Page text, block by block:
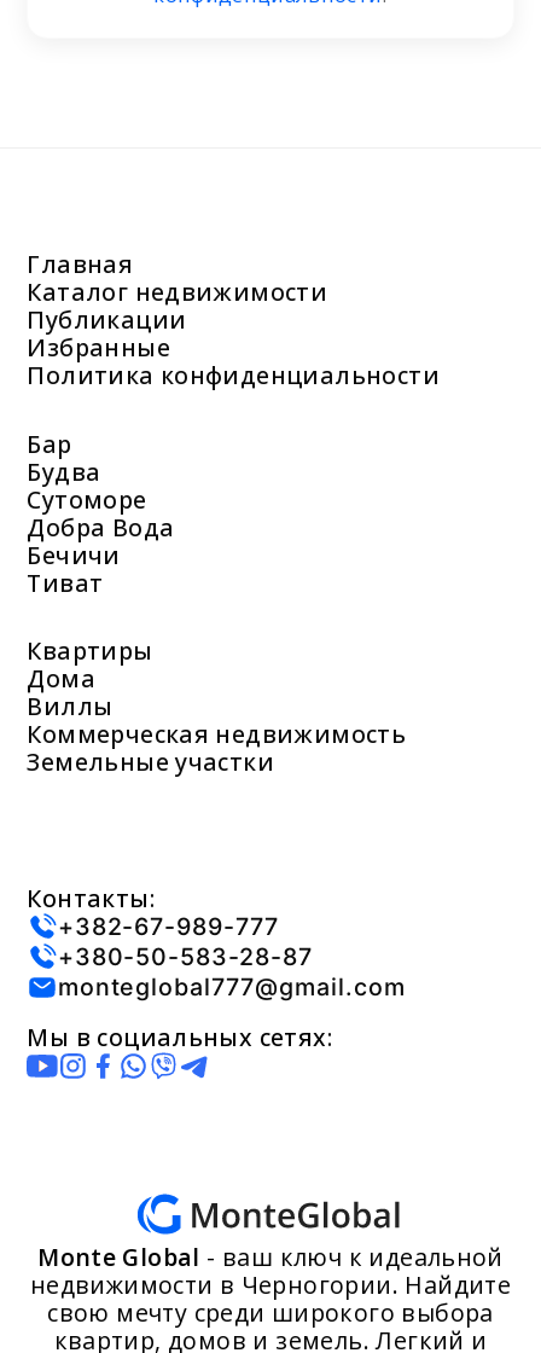
Главная
Каталог недвижимости
Публикации
Избранные
Политика конфиденциальности
Бар
Будва
Сутоморе
Добра Вода
Бечичи
Тиват
Квартиры
Дома
Виллы
Коммерческая недвижимость
Земельные участки
Контакты:
+382-67-989-777
+380-50-583-28-87
monteglobal777@gmail.com
Мы в социальных сетях:
Monte Global - ваш ключ к идеальной
недвижимости в Черногории. Найдите
свою мечту среди широкого выбора
квартир, домов и земель. Легкий и